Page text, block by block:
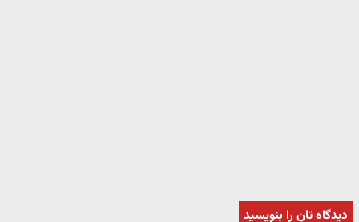
دیدگاه تان را بنویسید